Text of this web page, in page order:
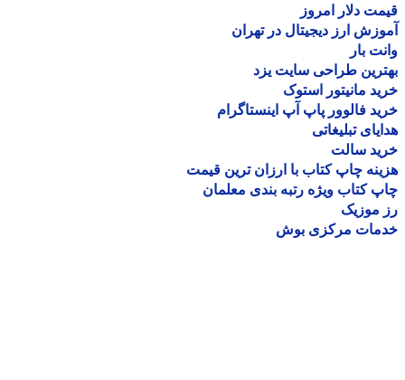
دلار امروز
ارز دیجیتال در تهران
بار
طراحی سایت یزد
مانیتور استوک
فالوور پاپ آپ اینستاگرام
تبلیغاتی
سالت
چاپ کتاب با ارزان ترین قیمت
کتاب ویژه رتبه بندی معلمان
موزیک
مرکزی بوش